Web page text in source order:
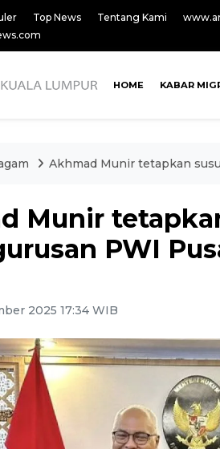
Top News Tentang Kami
HOME KABAR
Akhmad Munir tetapkan
Munir
PWI
2025 17:34 WIB